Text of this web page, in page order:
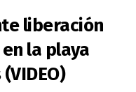
liberación
la playa